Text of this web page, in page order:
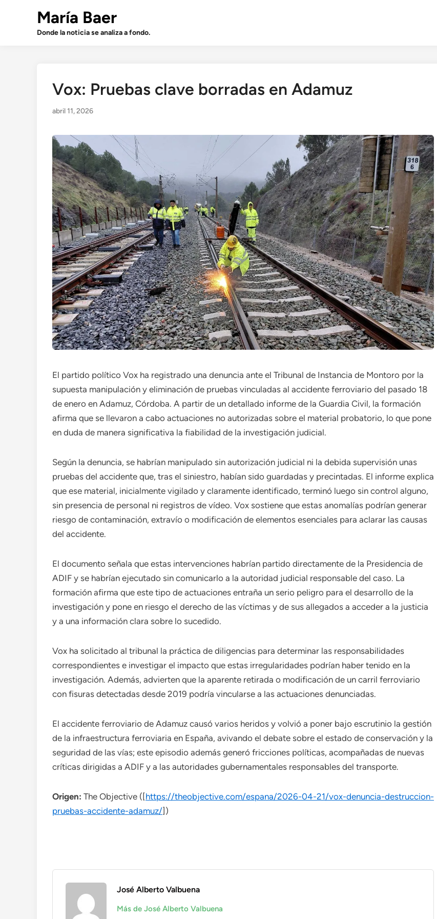
María Baer
Donde la noticia se analiza a fondo.
Vox: Pruebas clave borradas en Adamuz
abril 11, 2026
El partido político Vox ha registrado una denuncia ante el Tribunal de Instancia de Montoro por la
supuesta manipulación y eliminación de pruebas vinculadas al accidente ferroviario del pasado 18
de enero en Adamuz, Córdoba. A partir de un detallado informe de la Guardia Civil, la formación
afirma que se llevaron a cabo actuaciones no autorizadas sobre el material probatorio, lo que pone
en duda de manera significativa la fiabilidad de la investigación judicial.
Según la denuncia, se habrían manipulado sin autorización judicial ni la debida supervisión unas
pruebas del accidente que, tras el siniestro, habían sido guardadas y precintadas. El informe explica
que ese material, inicialmente vigilado y claramente identificado, terminó luego sin control alguno,
sin presencia de personal ni registros de vídeo. Vox sostiene que estas anomalías podrían generar
riesgo de contaminación, extravío o modificación de elementos esenciales para aclarar las causas
del accidente.
El documento señala que estas intervenciones habrían partido directamente de la Presidencia de
ADIF y se habrían ejecutado sin comunicarlo a la autoridad judicial responsable del caso. La
formación afirma que este tipo de actuaciones entraña un serio peligro para el desarrollo de la
investigación y pone en riesgo el derecho de las víctimas y de sus allegados a acceder a la justicia
y a una información clara sobre lo sucedido.
Vox ha solicitado al tribunal la práctica de diligencias para determinar las responsabilidades
correspondientes e investigar el impacto que estas irregularidades podrían haber tenido en la
investigación. Además, advierten que la aparente retirada o modificación de un carril ferroviario
con fisuras detectadas desde 2019 podría vincularse a las actuaciones denunciadas.
El accidente ferroviario de Adamuz causó varios heridos y volvió a poner bajo escrutinio la gestión
de la infraestructura ferroviaria en España, avivando el debate sobre el estado de conservación y la
seguridad de las vías; este episodio además generó fricciones políticas, acompañadas de nuevas
críticas dirigidas a ADIF y a las autoridades gubernamentales responsables del transporte.
Origen: The Objective ([https://theobjective.com/espana/2026-04-21/vox-denuncia-destruccion-
pruebas-accidente-adamuz/])
José Alberto Valbuena
Más de José Alberto Valbuena